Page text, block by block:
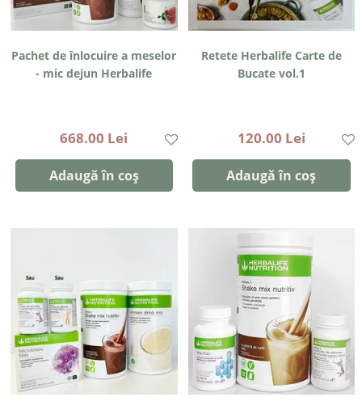
Pachet de înlocuire a meselor
- mic dejun Herbalife
668.00 Lei
Adaugă în coș
Retete Herbalife Carte de
Bucate vol.1
120.00 Lei
Adaugă în coș